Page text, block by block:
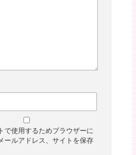
で使用するためブラウザーに
ールアドレス、サイトを保存